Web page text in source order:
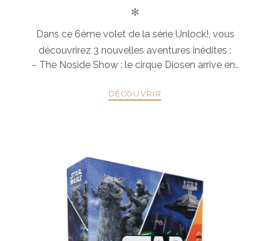
✻
Dans ce 6ème volet de la série Unlock!, vous
découvrirez 3 nouvelles aventures inédites :
– The Noside Show : le cirque Diosen arrive en..
DÉCOUVRIR